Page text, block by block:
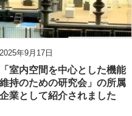
2025年9月17日
「室内空間を中心とした機能
維持のための研究会」の所属
企業として紹介されました